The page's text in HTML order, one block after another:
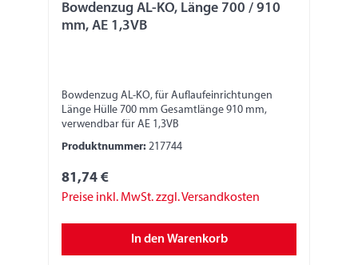
Bowdenzug AL-KO, Länge 700 / 910
mm, AE 1,3VB
Bowdenzug AL-KO, für Auflaufeinrichtungen
Länge Hülle 700 mm Gesamtlänge 910 mm,
verwendbar für AE 1,3VB
Produktnummer: 217744
81,74 €
Preise inkl. MwSt. zzgl. Versandkosten
In den Warenkorb